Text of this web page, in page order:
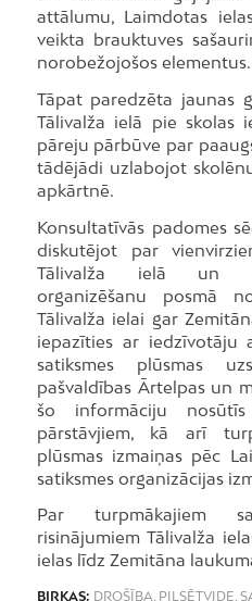
attālumu, Laimdotas
veikta brauktuves
norobežojošos elementus.
Tāpat paredzēta jaunas
Tālivalža ielā pie skolas
pāreju pārbūve par
tādējādi uzlabojot
apkārtnē.
Konsultatīvās padomes
diskutējot par
Tālivalža ielā un
organizēšanu posmā
Tālivalža ielai gar
iepazīties ar iedzīvotāju
satiksmes plūsmas
pašvaldības Ārtelpas un
šo informāciju nosūtīs
pārstāvjiem, kā arī
plūsmas izmaiņas pēc
satiksmes organizācijas
Par turpmākajiem
risinājumiem Tālivalža
ielas līdz Zemitāna
BIRKAS: DROŠĪBA, PILSĒTVIDE,